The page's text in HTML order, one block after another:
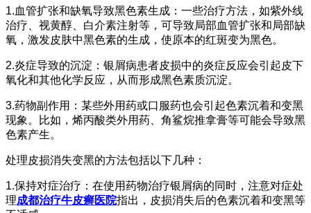
1.血管扩张和缺氧导致黑色素生成：一些治疗方法，如紫外线
治疗、视黄醇、白介素注射等，可导致局部血管扩张和局部缺
氧，激发皮肤中黑色素的生成，使原本的红斑变为黑色。
2.炎症导致的沉淀：银屑病患者皮损中的炎症反应会引起皮下
氧化和其他化学反应，从而形成黑色素质沉淀。
3.药物副作用：某些外用药或口服药也会引起色素沉着和变黑
现象。比如，烯丙酸类外用药、角鲨烷推拿膏等可能会导致黑
色素产生。
处理皮损消失变黑的方法包括以下几种：
1.保持对症治疗：在使用药物治疗银屑病的同时，注意对症处
理成都治疗牛皮癣医院指出，皮损消失后的色素沉着和变黑等